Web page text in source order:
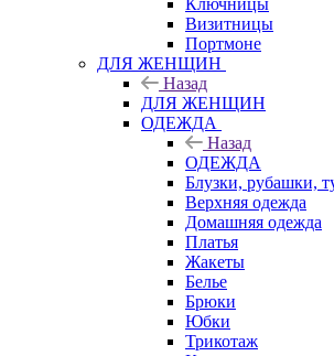
Ключницы
Визитницы
Портмоне
ДЛЯ ЖЕНЩИН
Назад
ДЛЯ ЖЕНЩИН
ОДЕЖДА
Назад
ОДЕЖДА
Блузки, рубашки,
Верхняя одежда
Домашняя одежда
Платья
Жакеты
Белье
Брюки
Юбки
Трикотаж